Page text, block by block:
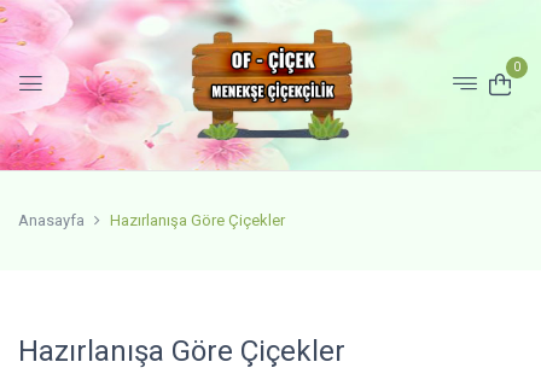
0
Anasayfa Hazırlanışa Göre Çiçekler
Hazırlanışa Göre Çiçekler